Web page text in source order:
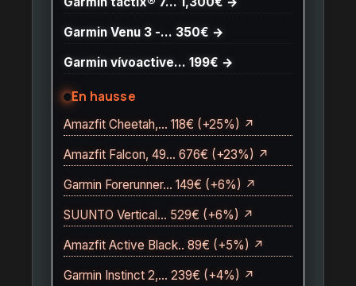
Garmin Venu 3 -… 350€ →
Garmin vívoactive… 199€ →
En hausse
Amazfit Cheetah,… 118€ (+25%) ↗
Amazfit Falcon, 49… 676€ (+23%) ↗
Garmin Forerunner… 149€ (+6%) ↗
SUUNTO Vertical… 529€ (+6%) ↗
Amazfit Active Black.. 89€ (+5%) ↗
Garmin Instinct 2,… 239€ (+4%) ↗